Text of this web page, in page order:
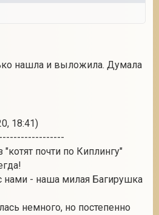
нашла и выложила. Думала
18:41)
почти по Киплингу"
нами - наша милая Багирушка
немного, но постепенно